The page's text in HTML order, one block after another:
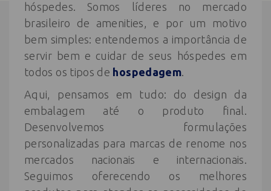
hóspedes. Somos líderes no mercado
brasileiro de amenities, e por um motivo
bem simples: entendemos a importância de
servir bem e cuidar de seus hóspedes em
todos os tipos de hospedagem.
Aqui, pensamos em tudo: do design da
embalagem até o produto final.
Desenvolvemos formulações
personalizadas para marcas de renome nos
mercados nacionais e internacionais.
Seguimos oferecendo os melhores